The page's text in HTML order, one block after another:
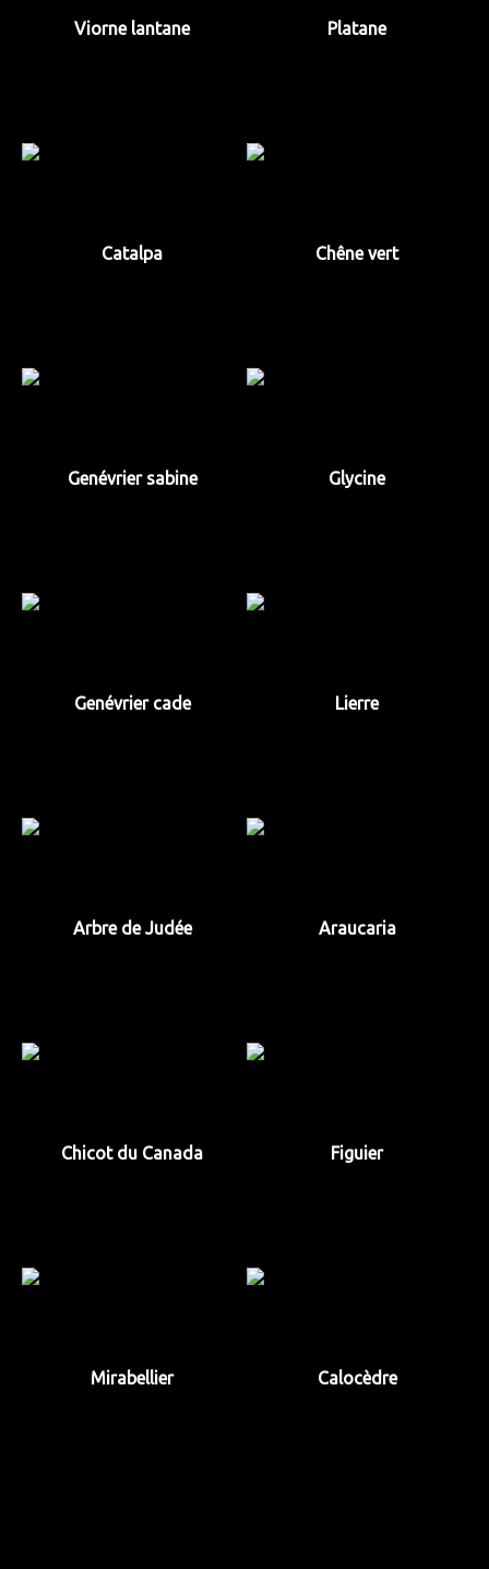
Viorne lantane Platane
Catalpa Chêne vert
Genévrier sabine Glycine
Genévrier cade Lierre
Arbre de Judée Araucaria
Chicot du Canada Figuier
Mirabellier Calocèdre